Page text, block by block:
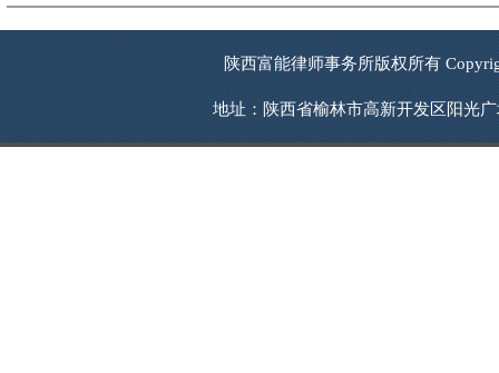
陕西富能律师事务所版权所有
地址：陕西省榆林市高新开发区阳光